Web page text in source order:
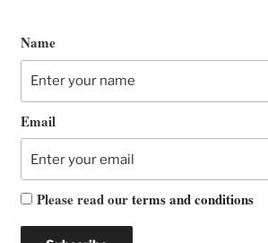
Name
Email
Please read ourterms and conditions